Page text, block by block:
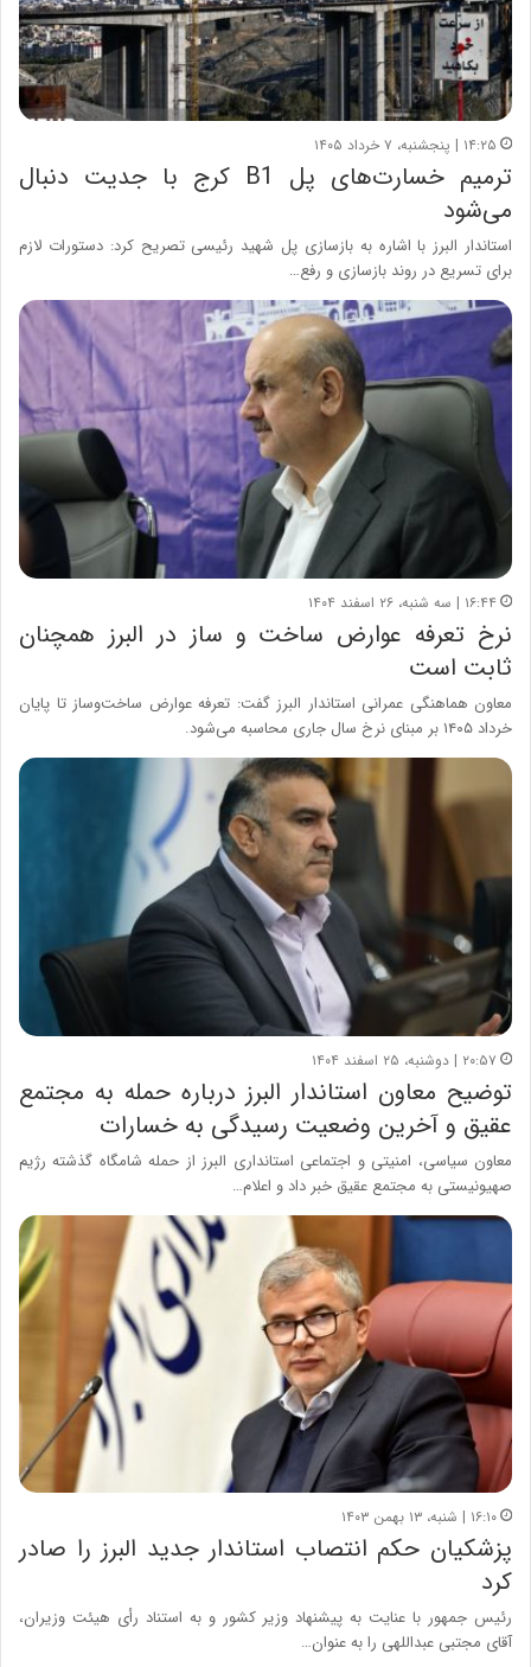
۱۴:۲۵ | پنجشنبه، ۷ خرداد ۱۴۰۵
ترمیم خسارت‌های پل B1 کرج با جدیت دنبال
می‌شود
استاندار البرز با اشاره به بازسازی پل شهید رئیسی تصریح کرد: دستورات لازم
برای تسریع در روند بازسازی و رفع…
۱۶:۴۴ | سه شنبه، ۲۶ اسفند ۱۴۰۴
نرخ تعرفه عوارض ساخت و ساز در البرز همچنان
ثابت است
معاون هماهنگی عمرانی استاندار البرز گفت: تعرفه عوارض ساخت‌وساز تا پایان
خرداد ۱۴۰۵ بر مبنای نرخ سال جاری محاسبه می‌شود.
۲۰:۵۷ | دوشنبه، ۲۵ اسفند ۱۴۰۴
توضیح معاون استاندار البرز درباره حمله به مجتمع
عقیق و آخرین وضعیت رسیدگی به خسارات
معاون سیاسی، امنیتی و اجتماعی استانداری البرز از حمله شامگاه گذشته رژیم
صهیونیستی به مجتمع عقیق خبر داد و اعلام…
۱۶:۱۰ | شنبه، ۱۳ بهمن ۱۴۰۳
پزشکیان حکم انتصاب استاندار جدید البرز را صادر
کرد
رئیس جمهور با عنایت به پیشنهاد وزیر کشور و به استناد رأی هیئت وزیران،
آقای مجتبی عبداللهی را به عنوان…